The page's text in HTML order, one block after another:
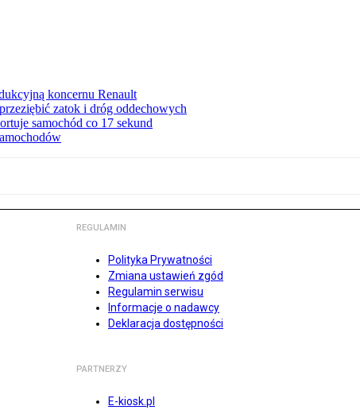
koncernu Renault
zatok i dróg oddechowych
samochód co 17 sekund
REGULAMIN
Polityka Prywatności
Zmiana ustawień zgód
Regulamin serwisu
Informacje o nadawcy
Deklaracja dostępności
PARTNERZY
E-kiosk.pl